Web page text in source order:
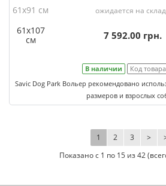
61x91 см ожидается на
61х107
см
7 592.00 грн.
В наличии Код
Savic Dog Park Вольер рекомендовано
размеров и взрослых
1 2 3 >
Показано с 1 по 15 из 42